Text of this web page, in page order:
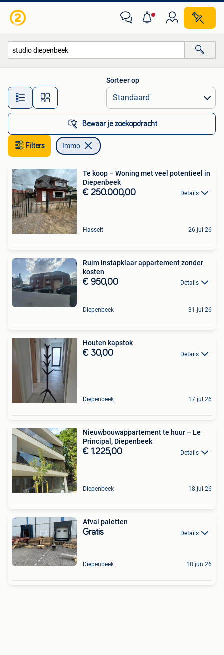
Alle afstanden…
Sorteer op
Bewaar je zoekopdracht
Filters Immo
Te koop – Woning met veel potentieel in
Diepenbeek
€ 250.000,00 Details
Hasselt 26 jul 26
Ruim instapklaar appartement zonder
kosten
€ 950,00 Details
Diepenbeek 31 jul 26
Houten kapstok
€ 30,00 Details
Diepenbeek 17 jul 26
Nieuwbouwappartement te huur – Le
Principal, Diepenbeek
€ 1.225,00 Details
Diepenbeek 18 jul 26
Afval paletten
Gratis Details
Diepenbeek 18 jun 26